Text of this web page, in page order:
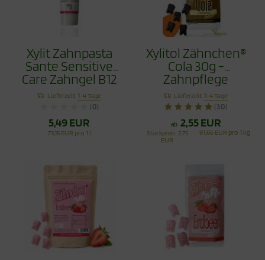
Xylit Zahnpasta
Sante Sensitive
Care Zahngel B12
75ml ohne Flourid
Lieferzeit:1-4 Tage
(0)
5,49 EUR
73,15 EUR pro 1 l
Xylitol Zähnchen®
Cola 30g -
Zahnpflege
Bonbons
Lieferzeit:1-4 Tage
(30)
ab 2,55 EUR
Stückpreis 2,75
EUR
91,66 EUR pro 1 kg